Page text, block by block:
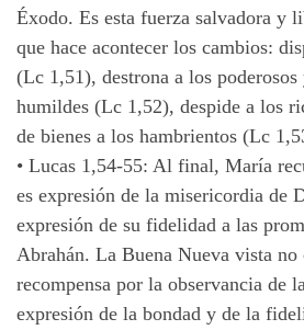
Éxodo. Es esta fuerza salvadora y
que hace acontecer los cambios:
(Lc 1,51), destrona a los
humildes (Lc 1,52), despide a los
de bienes a los hambrientos (Lc
• Lucas 1,54-55: Al final, María
es expresión de la misericordia de
expresión de su fidelidad a las
Abrahán. La Buena Nueva vista no
recompensa por la observancia de
expresión de la bondad y de la